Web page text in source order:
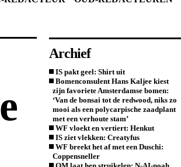
Archief
IS pakt geel: Shirt uit
Bomenconsulent Hans Kaljee kiest
zijn favoriete Amsterdamse bomen:
‘Van de bonsai tot de redwood, niks zo
mooi als een polycarpische zaadplant
met een verhoute stam’
WF vloekt en vertiert: Henkut
IS ziet vlekken: Creatyfus
WF breekt het af met een Duschi:
Coppensneller